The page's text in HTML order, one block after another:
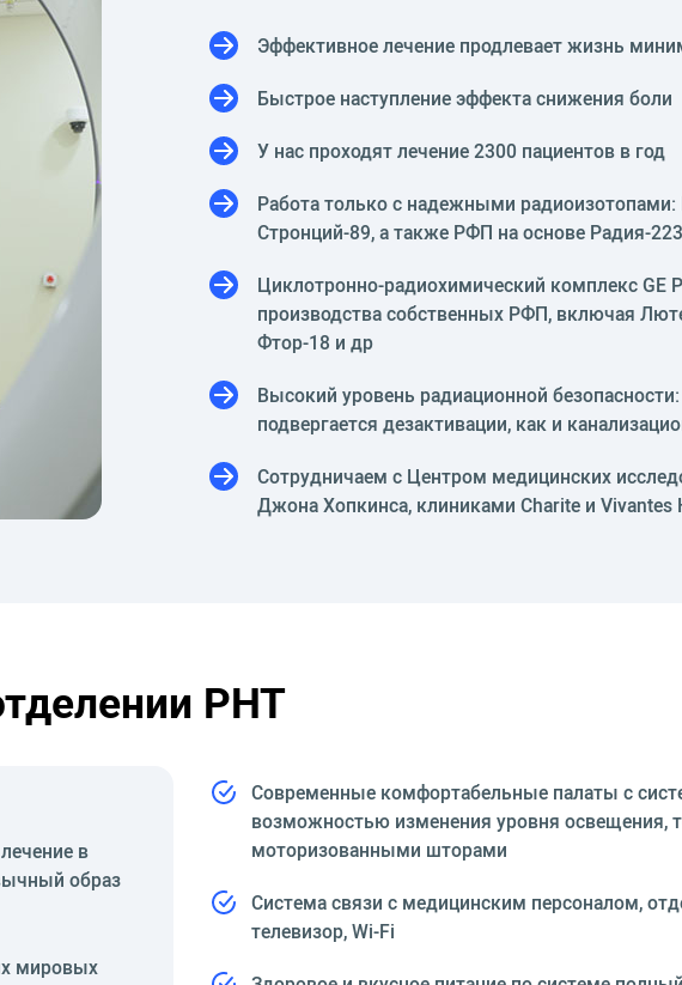
Эффективное лечение продлевает жизнь
Быстрое наступление эффекта снижения боли
У нас проходят лечение 2300 пациентов в год
Работа только с надежными
Стронций-89, а также РФП на основе Радия-
Циклотронно-радиохимический комплекс GE
производства собственных РФП, включая
Фтор-18 и др
Высокий уровень радиационной
подвергается дезактивации, как и
Сотрудничаем с Центром медицинских
Джона Хопкинса, клиниками Charite и Vivantes
PHT
в
образ
мировых
Современные комфортабельные палаты с
возможностью изменения уровня освещения,
моторизованными шторами
Система связи с медицинским персоналом,
телевизор, Wi-Fi